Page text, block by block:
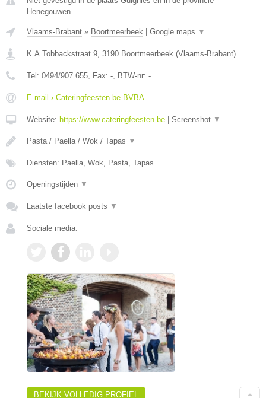
Henegouwen.
Vlaams-Brabant » Boortmeerbeek Google maps ▼
K.A.Tobbackstraat 9, 3190 Boortmeerbeek (Vlaams-Brabant)
Tel: 0494/907.655, Fax: -, BTW-nr: -
E-mail › Cateringfeesten.be BVBA
Website: https://www.cateringfeesten.be Screenshot ▼
Pasta / Paella / Wok / Tapas ▼
Diensten: Paella, Wok, Pasta, Tapas
Openingstijden ▼
Laatste facebook posts ▼
Sociale media:
BEKIJK VOLLEDIG PROFIEL